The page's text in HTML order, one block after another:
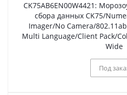
CK75AB6EN00W4421: Морозоустойчивый терминал
сбора данных CK75/
Imager/No Camera/
Multi Language/Client Pack/
Wide
Под